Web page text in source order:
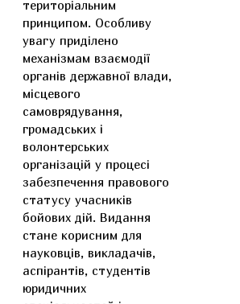
територіальним
принципом. Особливу
увагу приділено
механізмам взаємодії
органів державної влади,
місцевого
самоврядування,
громадських і
волонтерських
організацій у процесі
забезпечення правового
статусу учасників
бойових дій. Видання
стане корисним для
науковців, викладачів,
аспірантів, студентів
юридичних